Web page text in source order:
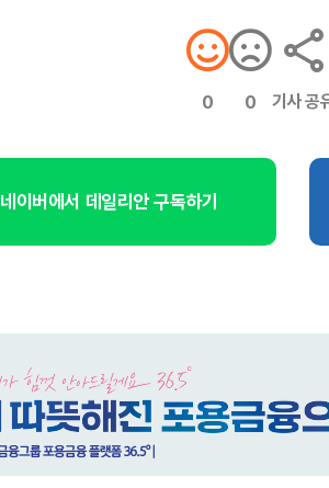
0 0 기사 공
네이버에서 데일리안 구독하기